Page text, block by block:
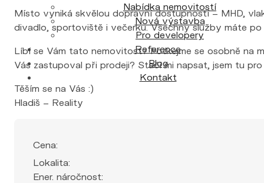
Nabídka nemovitostí
Nová výstavba
Pro developery
Reference
Blog
Kontakt
Místo vyniká skvělou dopravní dostupností – MHD,
divadlo, sportoviště i večerku. Všechny služby máte
Líbí se Vám tato nemovitost? Potkejme se osobně na
Vás zastupoval při prodeji? Stačí mi napsat, jsem tu
Těším se na Vás :)
Hladiš – Reality
Cena:
Lokalita:
Ener. náročnost: